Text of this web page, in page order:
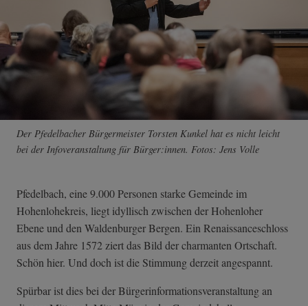
Der Pfedelbacher Bürgermeister Torsten Kunkel hat es nicht leicht
bei der Infoveranstaltung für Bürger:innen. Fotos: Jens Volle
Pfedelbach, eine 9.000 Personen starke Gemeinde im
Hohenlohekreis, liegt idyllisch zwischen der Hohenloher
Ebene und den Waldenburger Bergen. Ein Renaissanceschloss
aus dem Jahre 1572 ziert das Bild der charmanten Ortschaft.
Schön hier. Und doch ist die Stimmung derzeit angespannt.
Spürbar ist dies bei der Bürgerinformati­onsveranstaltun­g an